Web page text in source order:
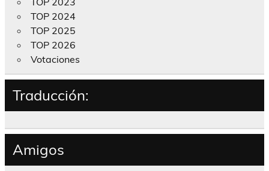
TOP 2024
TOP 2025
TOP 2026
Votaciones
Traducción:
Amigos